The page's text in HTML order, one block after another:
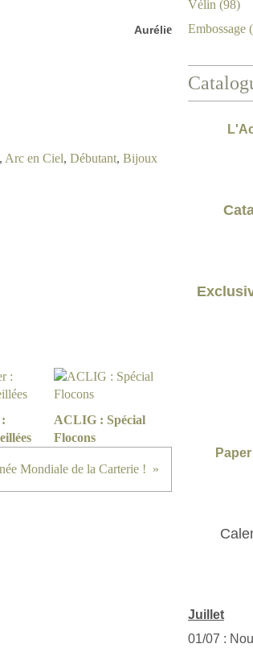
Aurélie
, Arc en Ciel, Débutant, Bijoux
ACLIG : Spécial
Flocons
Mondiale de la Carterie !
Vélin (98)
Embossage
Juillet
01/07 :